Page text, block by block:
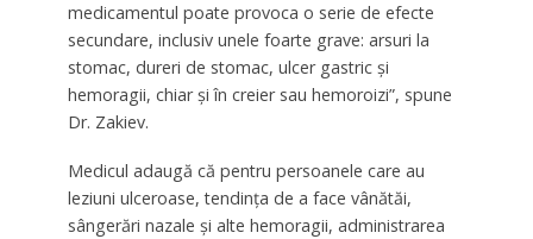
medicamentul poate provoca o serie de efecte
secundare, inclusiv unele foarte grave: arsuri la
stomac, dureri de stomac, ulcer gastric și
hemoragii, chiar și în creier sau hemoroizi”, spune
Dr. Zakiev.
Medicul adaugă că pentru persoanele care au
leziuni ulceroase, tendința de a face vânătăi,
sângerări nazale și alte hemoragii, administrarea